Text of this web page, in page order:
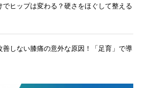
でヒップは変わる？硬さをほぐして整える
善しない膝痛の意外な原因！「足育」で導